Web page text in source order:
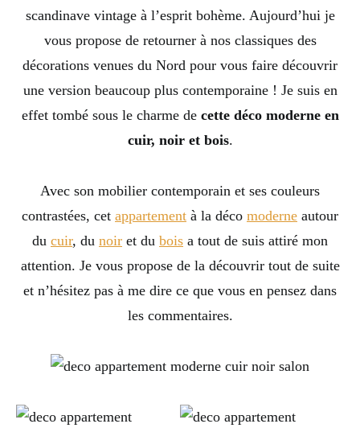
scandinave vintage à l’esprit bohème. Aujourd’hui je
vous propose de retourner à nos classiques des
décorations venues du Nord pour vous faire découvrir
une version beaucoup plus contemporaine ! Je suis en
effet tombé sous le charme de cette déco moderne en
cuir, noir et bois.
Avec son mobilier contemporain et ses couleurs
contrastées, cet appartement à la déco moderne autour
du cuir, du noir et du bois a tout de suis attiré mon
attention. Je vous propose de la découvrir tout de suite
et n’hésitez pas à me dire ce que vous en pensez dans
les commentaires.